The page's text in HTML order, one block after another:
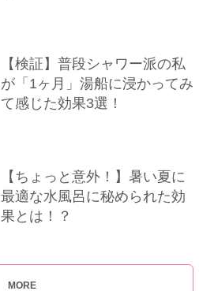
【検証】普段シャワー派の私
が「1ヶ月」湯船に浸かってみ
て感じた効果3選！
【ちょっと意外！】暑い夏に
最適な水風呂に秘められた効
果とは！？
MORE